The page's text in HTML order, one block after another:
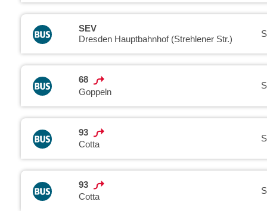
SEV
Dresden Hauptbahnhof (Strehlener Str.)
68
Goppeln
93
Cotta
93
Cotta